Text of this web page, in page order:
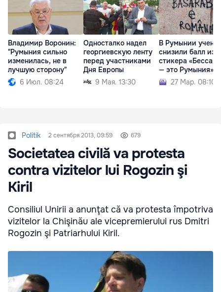
Владимир Воронин:
"Румыния сильно
изменилась, не в
лучшую сторону"
6 Июл. 08:24
Односталко надел
георгиевскую ленту
перед участниками
Дня Европы
9 Мая. 13:30
В Румынии
снизили балл из-
стикера
— это Румыния»
27 Мар. 08:10
Politik 2 сентября 2013, 09:59 679
Societatea civilă va protesta
contra vizitelor lui Rogozin şi
Kiril
Consiliul Unirii a anunţat că va protesta împotriva
vizitelor la Chişinău ale vicepremierului rus Dmitri
Rogozin şi Patriarhului Kiril.